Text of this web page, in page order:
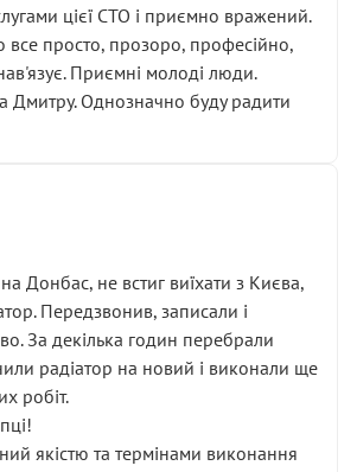
цієї СТО і приємно вражений.
все просто, прозоро, професійно,
Приємні молоді люди.
Дмитру. Однозначно буду радити
на Донбас, не встиг виїхати з Києва,
Передзвонив, записали і
За декілька годин перебрали
радіатор на новий і виконали ще
робіт.
якістю та термінами виконання